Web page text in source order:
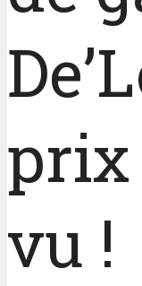
prix
vu !